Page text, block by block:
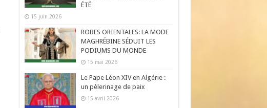
ÉTÉ
15 juin 2026
ROBES ORIENTALES: LA MODE
MAGHRÉBINE SÉDUIT LES
PODIUMS DU MONDE
15 mai 2026
Le Pape Léon XIV en Algérie :
un pèlerinage de paix
15 avril 2026